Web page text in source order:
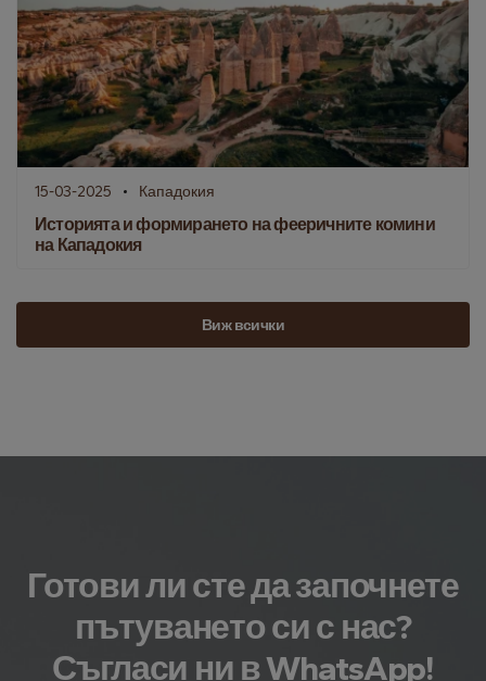
15-03-2025 Кападокия
Историята и формирането на фееричните комини
на Кападокия
Виж всички
Готови ли сте да започнете
пътуването си с нас?
Съгласи ни в WhatsApp!